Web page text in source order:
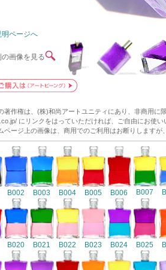
明ページへ
画像を見る
著作権は、(株)和尚アートユニティにあり、非商用
にリンクをはっていただければ、ご自由にお使い
ページ上の画像は、商用でのご利用はお断りします
B002 B003 B004 B005 B006 B007
B020 B021 B022 B023 B024 B025